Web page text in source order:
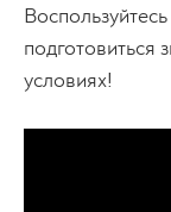
подготовиться
условиях!